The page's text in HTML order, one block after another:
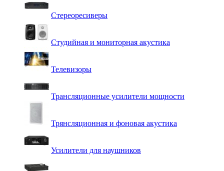
Стереоресиверы
Студийная и мониторная акустика
Телевизоры
Трансляционные усилители мощности
Трянсляционная и фоновая акустика
Усилители для наушников